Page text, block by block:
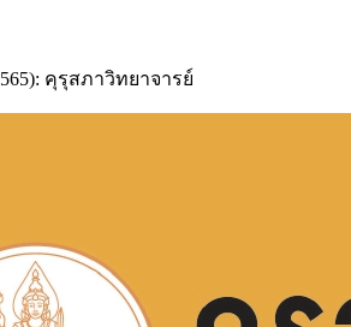
คุรุสภาวิทยาจารย์